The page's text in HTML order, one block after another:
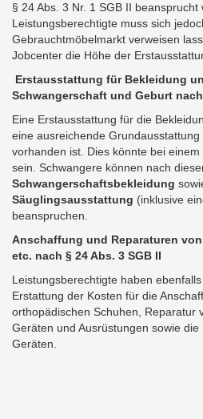
§ 24 Abs. 3 Nr. 1 SGB II beansprucht
Leistungsberechtigte muss sich
Gebrauchtmöbelmarkt verweisen
Jobcenter die Höhe der
Erstausstattung für Bekleidung
Schwangerschaft und Geburt nach
Eine Erstausstattung für die
eine ausreichende
vorhanden ist. Dies könnte bei einem
sein. Schwangere können nach
Schwangerschaftsbekleidung
Säuglingsausstattung (inklusive
beanspruchen.
Anschaffung und Reparaturen
etc. nach § 24 Abs. 3 SGB II
Leistungsberechtigte haben
Erstattung der Kosten für die
orthopädischen Schuhen, Reparatur
Geräten und Ausrüstungen sowie
Geräten.